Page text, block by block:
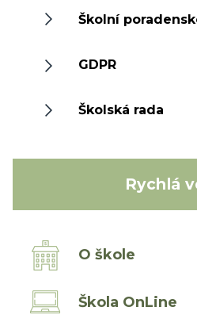
Školní
GDPR
Školská rada
Rychlá
O škole
Škola OnLine